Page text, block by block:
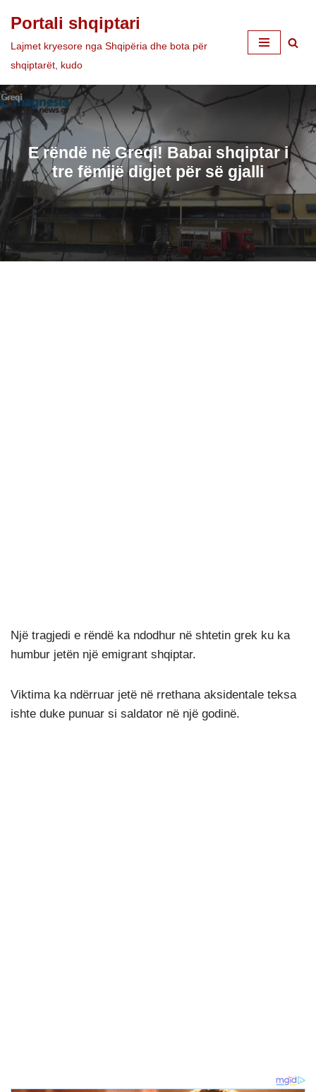
Skip
to
Portali shqiptari
Lajmet kryesore nga Shqipëria dhe bota për
shqiptarët, kudo
E rëndë në Greqi! Babai shqiptar i
tre fëmijë digjet për së gjalli
Një tragjedi e rëndë ka ndodhur në shtetin grek ku ka
humbur jetën një emigrant shqiptar.
Viktima ka ndërruar jetë në rrethana aksidentale teksa
ishte duke punuar si saldator në një godinë.